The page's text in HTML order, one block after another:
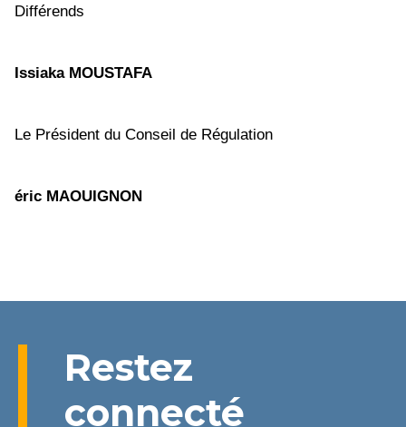
Différends
Issiaka MOUSTAFA
Le Président du Conseil de Régulation
éric MAOUIGNON
Restez
connecté